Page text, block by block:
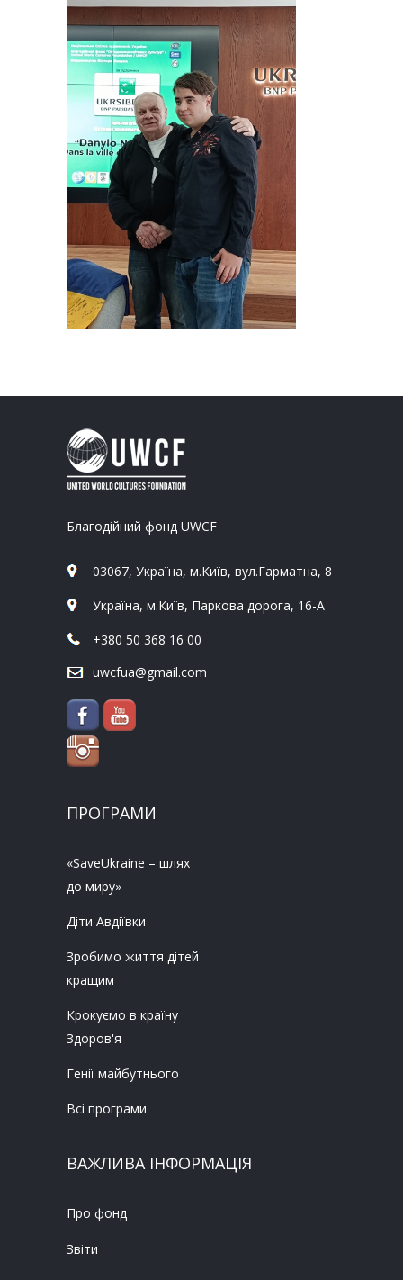
Благодійний фонд UWCF
03067, Україна, м.Київ, вул.Гарматна, 8
Україна, м.Київ, Паркова дорога, 16-А
+380 50 368 16 00
uwcfua@gmail.com
ПРОГРАМИ
«SaveUkraine – шлях
до миру»
Діти Авдіївки
Зробимо життя дітей
кращим
Крокуємо в країну
Здоров'я
Генії майбутнього
Всі програми
ВАЖЛИВА ІНФОРМАЦІЯ
Про фонд
Звіти